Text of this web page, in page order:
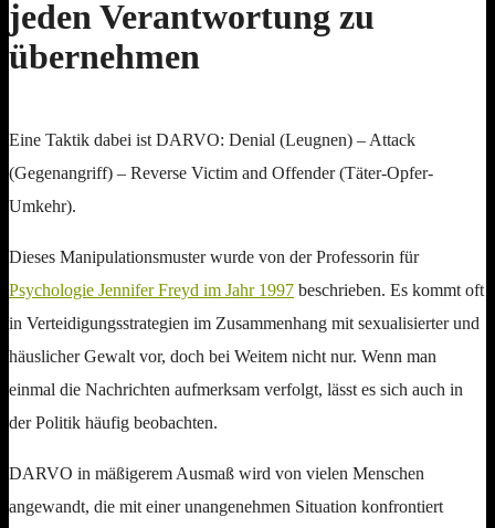
jeden Verantwortung zu
übernehmen
Eine Taktik dabei ist DARVO: Denial (Leugnen) – Attack
(Gegenangriff) – Reverse Victim and Offender (Täter-Opfer-
Umkehr).
Dieses Manipulationsmuster wurde von der Professorin für
Psychologie Jennifer Freyd im Jahr 1997 beschrieben. Es kommt oft
in Verteidigungsstrategien im Zusammenhang mit sexualisierter und
häuslicher Gewalt vor, doch bei Weitem nicht nur. Wenn man
einmal die Nachrichten aufmerksam verfolgt, lässt es sich auch in
der Politik häufig beobachten.
DARVO in mäßigerem Ausmaß wird von vielen Menschen
angewandt, die mit einer unangenehmen Situation konfrontiert